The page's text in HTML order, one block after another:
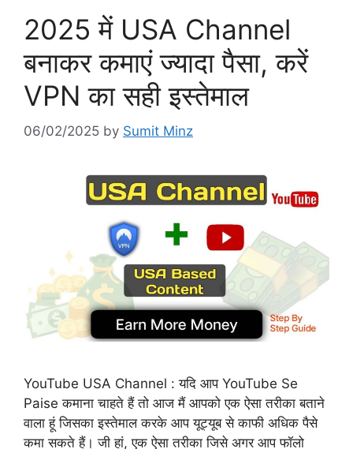
2025 में USA Channel
बनाकर कमाएं ज्यादा पैसा, करें
VPN का सही इस्तेमाल
06/02/2025 by Sumit Minz
YouTube USA Channel : यदि आप YouTube Se
Paise कमाना चाहते हैं तो आज मैं आपको एक ऐसा तरीका बताने
वाला हूं जिसका इस्तेमाल करके आप यूट्यूब से काफी अधिक पैसे
कमा सकते हैं। जी हां, एक ऐसा तरीका जिसे अगर आप फॉलो